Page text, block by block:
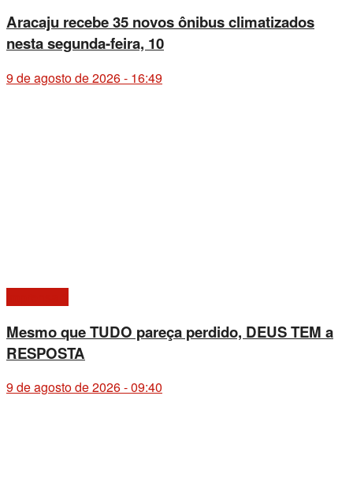
Aracaju recebe 35 novos ônibus climatizados
nesta segunda-feira, 10
9 de agosto de 2026 - 16:49
Mesmo que TUDO pareça perdido, DEUS TEM a
RESPOSTA
9 de agosto de 2026 - 09:40